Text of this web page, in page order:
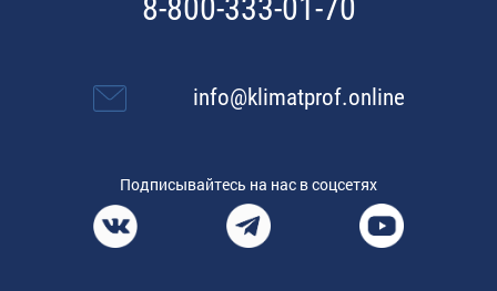
8-800-333-01-70
info@klimatprof.online
Подписывайтесь на нас в соцсетях